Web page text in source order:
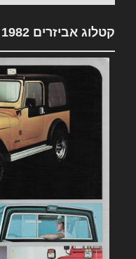
קטלוג אביזרים 1982 Jeep